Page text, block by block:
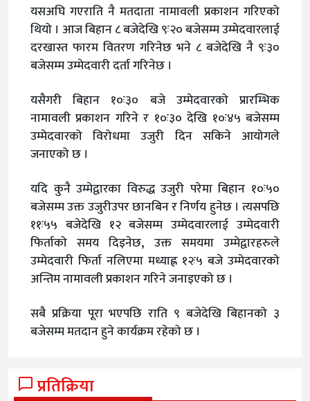
यसअघि गएराति नै मतदाता नामावली प्रकाशन गरिएको
थियो । आज बिहान ८ बजेदेखि ९ः२० बजेसम्म उम्मेदवारलाई
दरखास्त फारम वितरण गरिनेछ भने ८ बजेदेखि नै ९ः३०
बजेसम्म उम्मेदवारी दर्ता गरिनेछ ।
यसैगरी बिहान १०ः३० बजे उम्मेदवारको प्रारम्भिक
नामावली प्रकाशन गरिने र १०ः३० देखि १०ः४५ बजेसम्म
उम्मेदवारको विरोधमा उजुरी दिन सकिने आयोगले
जनाएको छ ।
यदि कुनै उम्मेद्वारका विरुद्ध उजुरी परेमा बिहान १०ः५०
बजेसम्म उक्त उजुरीउपर छानबिन र निर्णय हुनेछ । त्यसपछि
११ः५५ बजेदेखि १२ बजेसम्म उम्मेदवारलाई उम्मेदवारी
फिर्ताको समय दिइनेछ, उक्त समयमा उम्मेद्वारहरुले
उम्मेदवारी फिर्ता नलिएमा मध्याह्न १२ः५ बजे उम्मेदवारको
अन्तिम नामावली प्रकाशन गरिने जनाइएको छ ।
सबै प्रक्रिया पूरा भएपछि राति ९ बजेदेखि बिहानको ३
बजेसम्म मतदान हुने कार्यक्रम रहेको छ ।
प्रतिक्रिया